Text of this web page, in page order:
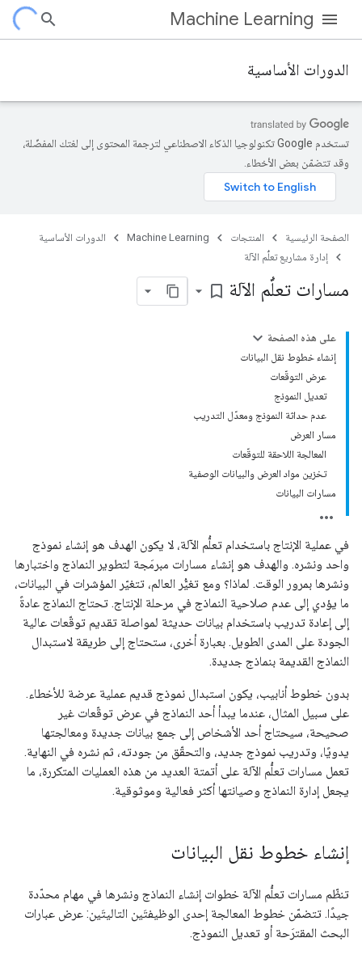
Machine Learning
الدورات الأساسية
تستخدم Google تكنولوجيا الذكاء الاصطناعي لترجمة المحتوى إلى لغتك المفضّلة،
وقد تتضمّن بعض الأخطاء.
الصفحة الرئيسية المنتجات Machine Learning
الدورات الأساسية
إدارة مشاريع تعلُّم الآلة
مسارات تعلُّم الآلة bookmark_border
على هذه الصفحة
إنشاء خطوط نقل البيانات
عرض التوقّعات
تعديل النموذج
عدم حداثة النموذج ومعدّل التدريب
مسار العرض
المعالجة اللاحقة للتوقّعات
تخزين مواد العرض والبيانات الوصفية
مسارات البيانات
في عملية الإنتاج باستخدام تعلُّم الآلة، لا يكون الهدف هو إنشاء نموذج
واحد ونشره. والهدف هو إنشاء مسارات مبرمَجة لتطوير النماذج واختبارها
ونشرها بمرور الوقت. لماذا؟ ومع تغيُّر العالم، تتغيّر المؤشرات في البيانات،
ما يؤدي إلى عدم صلاحية النماذج في مرحلة الإنتاج. تحتاج النماذج عادةً
إلى إعادة تدريب باستخدام بيانات حديثة لمواصلة تقديم توقّعات عالية
الجودة على المدى الطويل. بعبارة أخرى، ستحتاج إلى طريقة لاستبدال
النماذج القديمة بنماذج جديدة.
بدون خطوط أنابيب، يكون استبدال نموذج قديم عملية عرضة للأخطاء.
على سبيل المثال، عندما يبدأ أحد النماذج في عرض توقّعات غير
صحيحة، سيحتاج أحد الأشخاص إلى جمع بيانات جديدة ومعالجتها
يدويًا، وتدريب نموذج جديد، والتحقّق من جودته، ثم نشره في النهاية.
تعمل مسارات تعلُّم الآلة على أتمتة العديد من هذه العمليات المتكررة، ما
يجعل إدارة النماذج وصيانتها أكثر فعالية وموثوقية.
إنشاء خطوط نقل البيانات
تنظّم مسارات تعلُّم الآلة خطوات إنشاء النماذج ونشرها في مهام محدّدة
جيدًا. تتضمّن خطوط المعالجة إحدى الوظيفتَين التاليتَين: عرض عبارات
البحث المقترَحة أو تعديل النموذج.